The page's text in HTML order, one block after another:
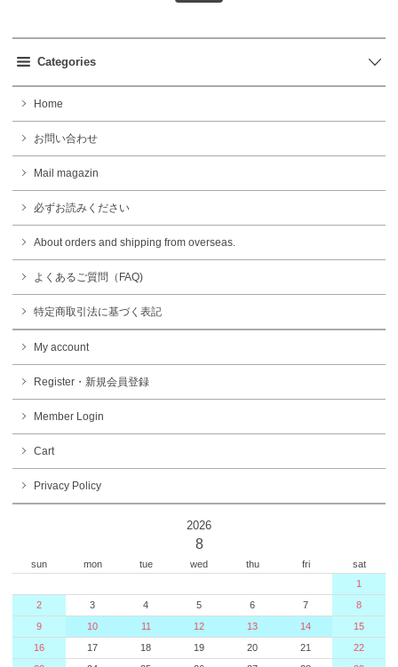
Categories
Home
お問い合わせ
Mail magazin
必ずお読みください
About orders and shipping from overseas.
よくあるご質問（FAQ)
特定商取引法に基づく表記
My account
Register・新規会員登録
Member Login
Cart
Privacy Policy
2026
8
sun mon tue wed thu fri
sat
1
2
3 4 5 6 7
8
9
10 11 12 13 14
15
16
17 18 19 20 21
22